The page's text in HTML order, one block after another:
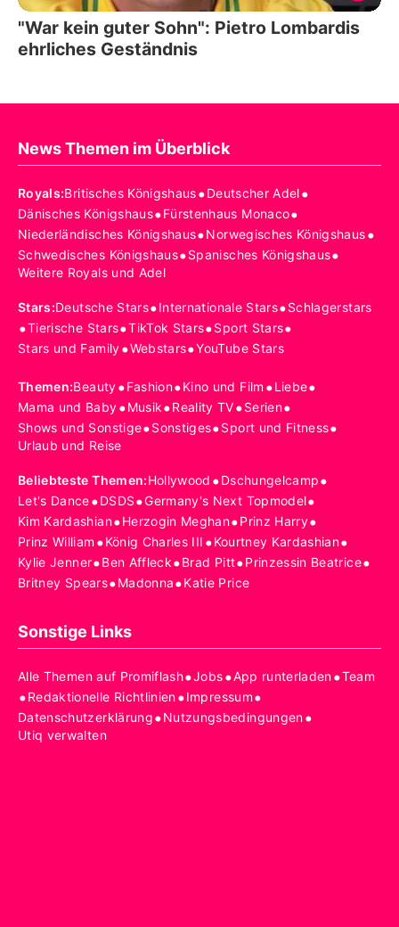
"War kein guter Sohn": Pietro Lombardis
ehrliches Geständnis
News Themen im Überblick
Royals:Britisches Königshaus•Deutscher Adel•
Dänisches Königshaus•Fürstenhaus Monaco•
Niederländisches Königshaus•Norwegisches Königshaus•
Schwedisches Königshaus•Spanisches Königshaus•
Weitere Royals und Adel
Stars:Deutsche Stars•Internationale Stars•Schlagerstars
•Tierische Stars•TikTok Stars•Sport Stars•
Stars und Family•Webstars•YouTube Stars
Themen:Beauty•Fashion•Kino und Film •Liebe•
Mama und Baby•Musik•Reality TV•Serien•
Shows und Sonstige•Sonstiges•Sport und Fitness•
Urlaub und Reise
Beliebteste Themen:Hollywood •Dschungelcamp•
Let's Dance•DSDS•Germany's Next Topmodel•
Kim Kardashian•Herzogin Meghan•Prinz Harry•
Prinz William •König Charles III •Kourtney Kardashian•
Kylie Jenner•Ben Affleck•Brad Pitt•Prinzessin Beatrice•
Britney Spears•Madonna•Katie Price
Sonstige Links
Alle Themen auf Promiflash•Jobs•App runterladen•Team
•Redaktionelle Richtlinien•Impressum•
Datenschutzerklärung•Nutzungsbedingungen•
Utiq verwalten